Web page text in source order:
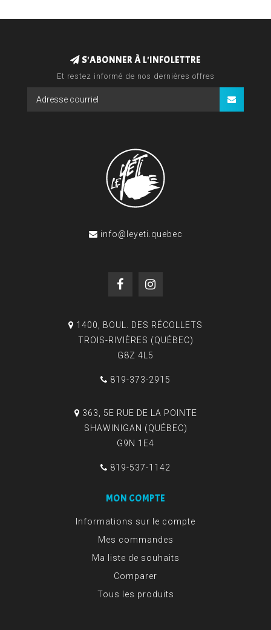
S'ABONNER À L'INFOLETTRE
Et restez informé de nos dernières offres
info@leyeti.quebec
1400, BOUL. DES RÉCOLLETS
TROIS-RIVIÈRES (QUÉBEC)
G8Z 4L5
819-373-2915
363, 5E RUE DE LA POINTE
SHAWINIGAN (QUÉBEC)
G9N 1E4
819-537-1142
MON COMPTE
Informations sur le compte
Mes commandes
Ma liste de souhaits
Comparer
Tous les produits